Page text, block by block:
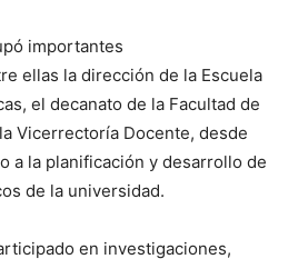
importantes
ellas la dirección de la Escuela
el decanato de la Facultad de
Vicerrectoría Docente, desde
a la planificación y desarrollo de
de la universidad.
en investigaciones,